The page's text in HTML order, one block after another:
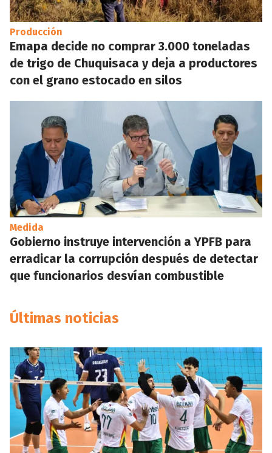
Producción
Emapa decide no comprar 3.000 toneladas
de trigo de Chuquisaca y deja a productores
con el grano estocado en silos
Medida
Gobierno instruye intervención a YPFB para
erradicar la corrupción después de detectar
que funcionarios desvían combustible
Últimas noticias